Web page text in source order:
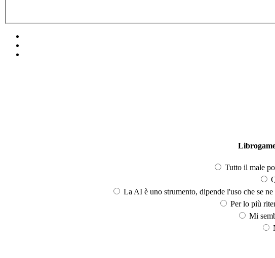
Tutto il male
La AI è uno strumento, dipende l'uso che se
Per lo più
Mi